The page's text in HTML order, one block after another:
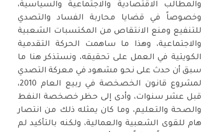
والمطالب الاقتصادية والاجتماعية والسياسية،
وخصوصاً في قضايا محاربة الفساد والتصدي
للتنفيع ومنع الانتقاص من المكتسبات الشعبية
والاجتماعية، وهذا ما ساهمت الحركة التقدمية
الكويتية في العمل على تحقيقه، ونستذكر هنا ما
سبق أن حدث على نحو مشهود في معركة التصدي
لمشروع قانون الخصخصة في ربيع العام 2010،
قبل عشر سنوات، وأدى إلى حظر خصخصة النفط
والصحة والتعليم، وما كان يمثله ذلك من انتصار
هام للقوى الشعبية والعمالية، ولكنه بالتأكيد لم